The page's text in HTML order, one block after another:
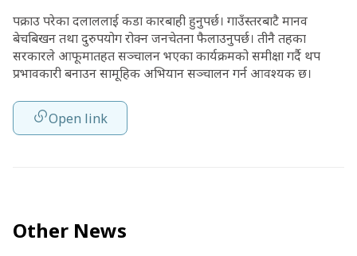
पक्राउ परेका दलाललाई कडा कारबाही हुनुपर्छ। गाउँस्तरबाटै मानव
बेचबिखन तथा दुरुपयोग रोक्न जनचेतना फैलाउनुपर्छ। तीनै तहका
सरकारले आफूमातहत सञ्चालन भएका कार्यक्रमको समीक्षा गर्दै थप
प्रभावकारी बनाउन सामूहिक अभियान सञ्चालन गर्न आवश्यक छ।
Open link
Other News